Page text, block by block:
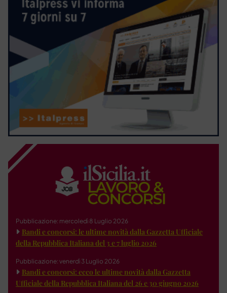
Pubblicazione: mercoledì 8 Luglio 2026
Bandi e concorsi: le ultime novità dalla Gazzetta Ufficiale
della Repubblica Italiana del 3 e 7 luglio 2026
Pubblicazione: venerdì 3 Luglio 2026
Bandi e concorsi: ecco le ultime novità dalla Gazzetta
Ufficiale della Repubblica Italiana del 26 e 30 giugno 2026